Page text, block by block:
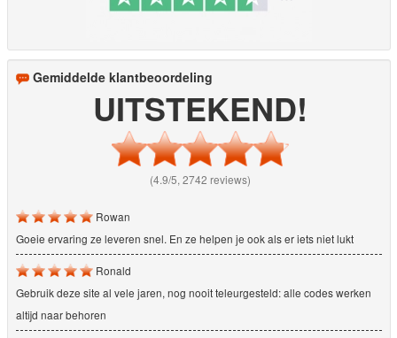
Gemiddelde klantbeoordeling
UITSTEKEND!
(4.9/5, 2742 reviews)
Rowan
Goeie ervaring ze leveren snel. En ze helpen je ook als er iets niet lukt
Ronald
Gebruik deze site al vele jaren, nog nooit teleurgesteld: alle codes werken
altijd naar behoren